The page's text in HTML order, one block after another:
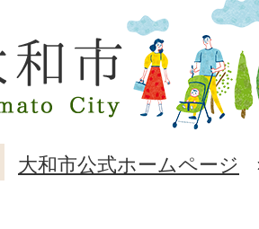
大和市公式ホームページ